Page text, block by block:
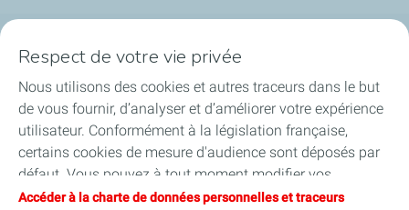
Plateforme de Feyzin
Engagements & Valeurs
Projets
Publications
Respect de votre vie privée
Nous utilisons des cookies et autres traceurs dans le but
de vous fournir, d’analyser et d’améliorer votre expérience
utilisateur. Conformément à la législation française,
certains cookies de mesure d'audience sont déposés par
défaut. Vous pouvez à tout moment modifier vos
paramètres de cookies en cliquant sur le bouton « Gérer
Accéder à la charte de données personnelles et traceurs